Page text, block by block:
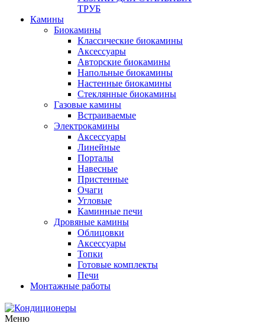
ТРУБ
Камины
Биокамины
Классические биокамины
Аксессуары
Авторские биокамины
Напольные биокамины
Настенные биокамины
Стеклянные биокамины
Газовые камины
Встраиваемые
Электрокамины
Аксессуары
Линейные
Порталы
Навесные
Пристенные
Очаги
Угловые
Каминные печи
Дровяные камины
Облицовки
Аксессуары
Топки
Готовые комплекты
Печи
Монтажные работы
Меню